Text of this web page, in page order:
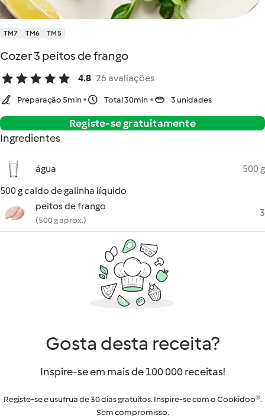
TM7 TM6 TM5
Cozer 3 peitos de frango
4.8 26 avaliações
Preparação 5min Total 30min 3 unidades
Registe-se gratuitamente
Ingredientes
água
500 g
500 g caldo de galinha líquido
peitos de frango
(500 g aprox.)
3
Gosta desta receita?
Inspire-se em mais de 100 000 receitas!
Registe-se e usufrua de 30 dias gratuitos. Inspire-se com o Cookidoo®.
Sem compromisso.